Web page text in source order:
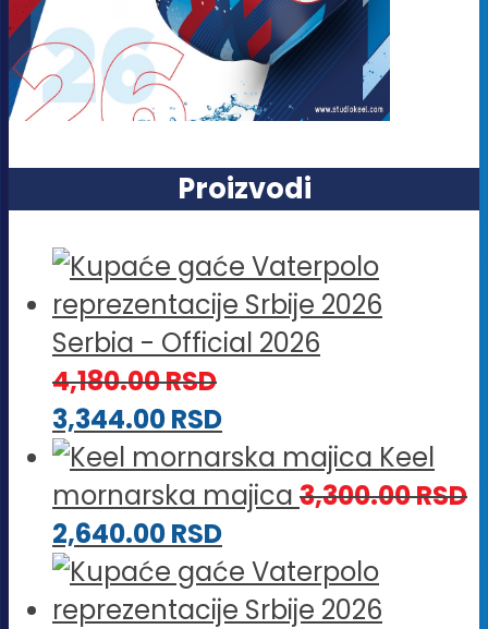
Proizvodi
Serbia - Official 2026
4,180.00RSD
3,344.00RSD
Keel
mornarska majica 3,300.00RSD
2,640.00RSD